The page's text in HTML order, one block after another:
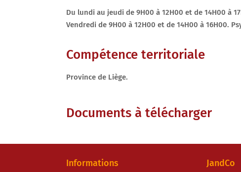
Du lundi au jeudi de 9H00 à 12H00 et de 14H00 à
Vendredi de 9H00 à 12H00 et de 14H00 à 16H00.
Compétence territoriale
Province de Liège.
Documents à télécharger
Informations JandCo